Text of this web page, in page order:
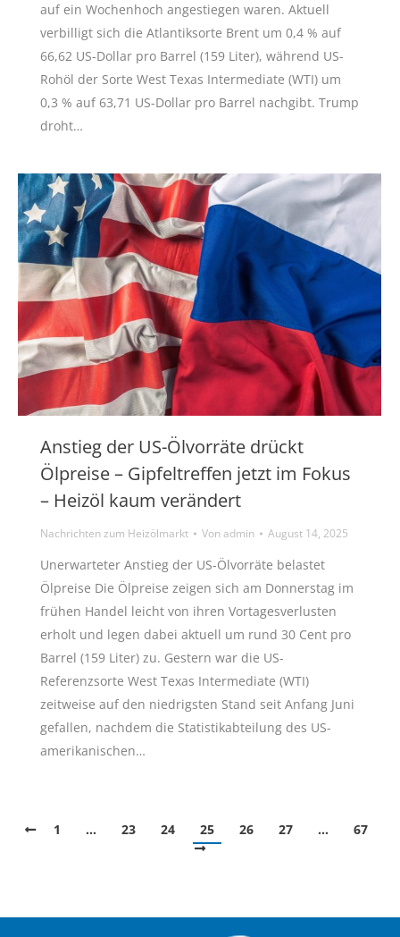
auf ein Wochenhoch angestiegen waren. Aktuell
verbilligt sich die Atlantiksorte Brent um 0,4 % auf
66,62 US-Dollar pro Barrel (159 Liter), während US-
Rohöl der Sorte West Texas Intermediate (WTI) um
0,3 % auf 63,71 US-Dollar pro Barrel nachgibt. Trump
droht…
Anstieg der US-Ölvorräte drückt
Ölpreise – Gipfeltreffen jetzt im Fokus
– Heizöl kaum verändert
Nachrichten zum Heizölmarkt Vonadmin August 14, 2025
Unerwarteter Anstieg der US-Ölvorräte belastet
Ölpreise Die Ölpreise zeigen sich am Donnerstag im
frühen Handel leicht von ihren Vortagesverlusten
erholt und legen dabei aktuell um rund 30 Cent pro
Barrel (159 Liter) zu. Gestern war die US-
Referenzsorte West Texas Intermediate (WTI)
zeitweise auf den niedrigsten Stand seit Anfang Juni
gefallen, nachdem die Statistikabteilung des US-
amerikanischen…
1 … 23 24 25 26 27 … 67